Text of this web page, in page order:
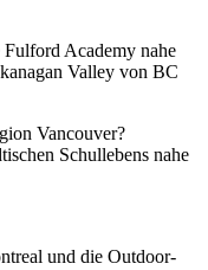
Academy nahe
Valley von BC
Vancouver?
Schullebens nahe
und die Outdoor-